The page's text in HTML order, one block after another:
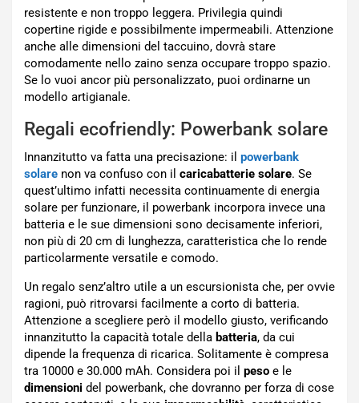
resistente e non troppo leggera. Privilegia quindi
copertine rigide e possibilmente impermeabili. Attenzione
anche alle dimensioni del taccuino, dovrà stare
comodamente nello zaino senza occupare troppo spazio.
Se lo vuoi ancor più personalizzato, puoi ordinarne un
modello artigianale.
Regali ecofriendly: Powerbank solare
Innanzitutto va fatta una precisazione: il powerbank
solare non va confuso con il caricabatterie solare. Se
quest’ultimo infatti necessita continuamente di energia
solare per funzionare, il powerbank incorpora invece una
batteria e le sue dimensioni sono decisamente inferiori,
non più di 20 cm di lunghezza, caratteristica che lo rende
particolarmente versatile e comodo.
Un regalo senz’altro utile a un escursionista che, per ovvie
ragioni, può ritrovarsi facilmente a corto di batteria.
Attenzione a scegliere però il modello giusto, verificando
innanzitutto la capacità totale della batteria, da cui
dipende la frequenza di ricarica. Solitamente è compresa
tra 10000 e 30.000 mAh. Considera poi il peso e le
dimensioni del powerbank, che dovranno per forza di cose